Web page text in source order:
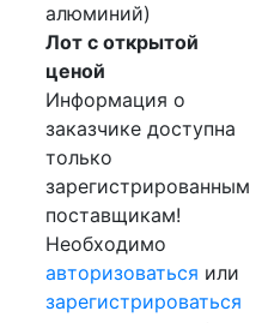
алюминий)
Лот с открытой
ценой
Информация о
заказчике доступна
только
зарегистрированным
поставщикам!
Необходимо
авторизоваться или
зарегистрироваться